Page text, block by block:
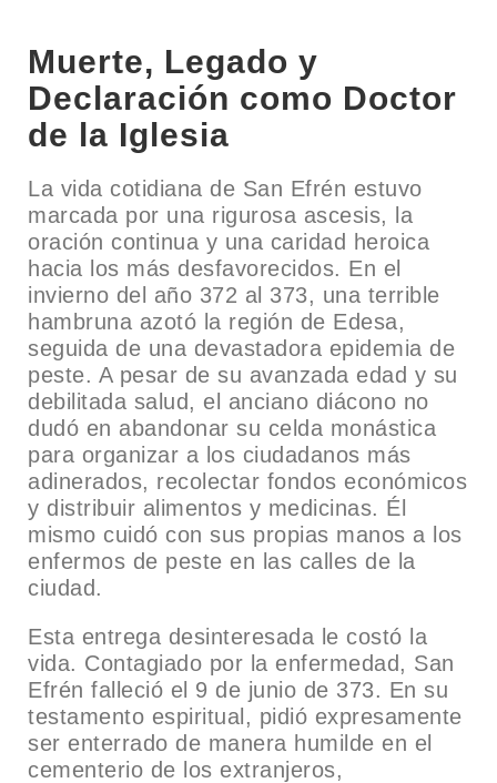
Muerte, Legado y
Declaración como Doctor
de la Iglesia
La vida cotidiana de San Efrén estuvo
marcada por una rigurosa ascesis, la
oración continua y una caridad heroica
hacia los más desfavorecidos. En el
invierno del año 372 al 373, una terrible
hambruna azotó la región de Edesa,
seguida de una devastadora epidemia de
peste. A pesar de su avanzada edad y su
debilitada salud, el anciano diácono no
dudó en abandonar su celda monástica
para organizar a los ciudadanos más
adinerados, recolectar fondos económicos
y distribuir alimentos y medicinas. Él
mismo cuidó con sus propias manos a los
enfermos de peste en las calles de la
ciudad.
Esta entrega desinteresada le costó la
vida. Contagiado por la enfermedad, San
Efrén falleció el 9 de junio de 373. En su
testamento espiritual, pidió expresamente
ser enterrado de manera humilde en el
cementerio de los extranjeros,